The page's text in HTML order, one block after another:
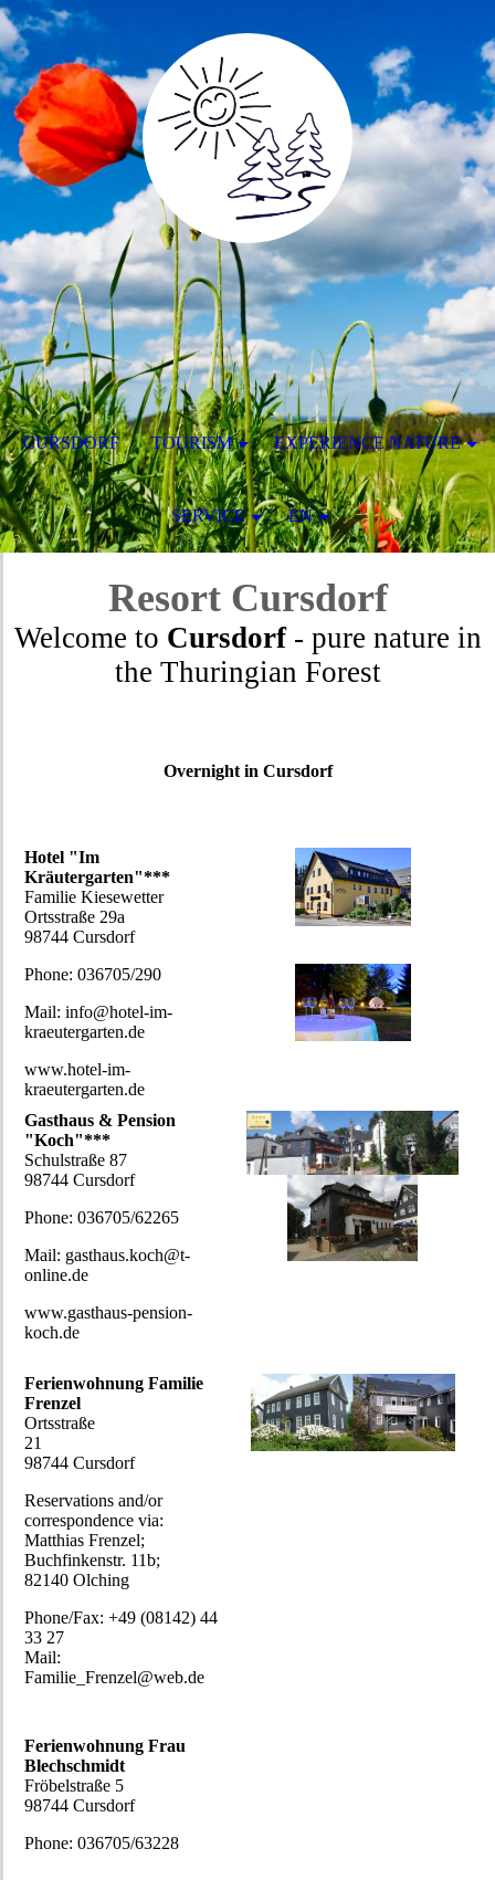
ResortCursdorf
Welcome to Cursdorf- pure nature in
the Thuringian Forest
Overnight in Cursdorf
Hotel "Im
Kräutergarten"***
Familie Kiesewetter
Ortsstraße 29a
98744 Cursdorf
Phone: 036705/290
Mail: info@hotel-im-
kraeutergarten.de
www.hotel-im-
kraeutergarten.de
Gasthaus & Pension
"Koch"***
Schulstraße 87
98744 Cursdorf
Phone: 036705/62265
Mail: gasthaus.koch@t-
online.de
www.gasthaus-pension-
koch.de
Ferienwohnung Familie
Frenzel
Ortsstraße
21
98744 Cursdorf
Reservations and/or
correspondence via:
Matthias Frenzel;
Buchfinkenstr. 11b;
82140 Olching
Phone/Fax: +49 (08142) 44
33 27
Mail:
Familie_Frenzel@web.de
Ferienwohnung Frau
Blechschmidt
Fröbelstraße 5
98744 Cursdorf
Phone: 036705/63228
CURSDORF TOURISM EXPERIENCE NATURE
SERVICE EN